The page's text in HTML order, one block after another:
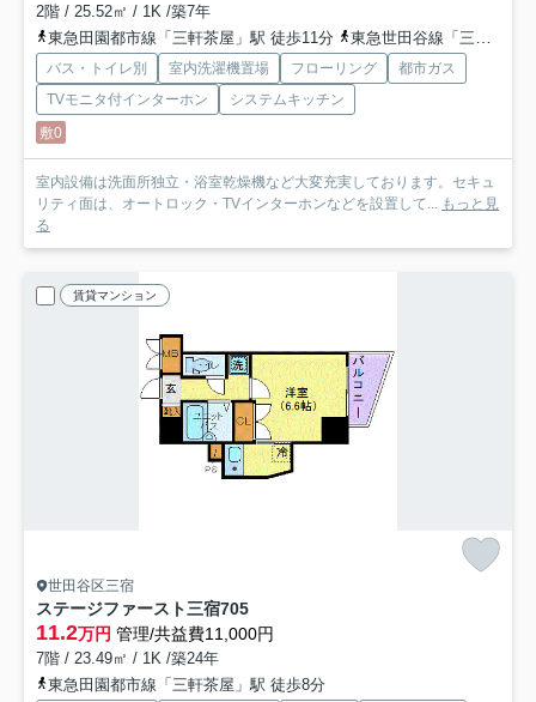
2階 / 25.52㎡ / 1K /築7年
東急田園都市線「三軒茶屋」駅 徒歩11分
東急世田谷線「三軒茶屋」駅 徒歩13分
バス・トイレ別 室内洗濯機置場 フローリング
都市ガス
TVモニタ付インターホン
システムキッチン
敷0
室内設備は洗面所独立・浴室乾燥機など大変充実しております。セキュ
リティ面は、オートロック・TVインターホンなどを設置して... もっと見
る
賃貸マンション
世田谷区三宿
ステージファースト三宿705
11.2万円 管理/共益費11,000円
7階 / 23.49㎡ / 1K /築24年
東急田園都市線「三軒茶屋」駅 徒歩8分